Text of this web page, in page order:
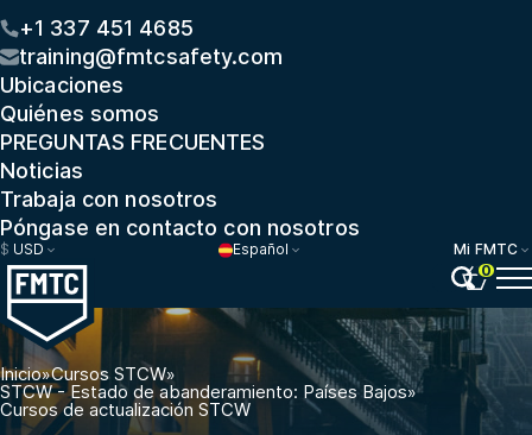
+1 337 451 4685
training@fmtcsafety.com
Ubicaciones
Quiénes somos
PREGUNTAS FRECUENTES
Noticias
Trabaja con nosotros
Póngase en contacto con nosotros
$ USD Español
Mi FMTC
0
Inicio»Cursos STCW»
STCW - Estado de abanderamiento: Países Bajos»
Cursos de actualización STCW